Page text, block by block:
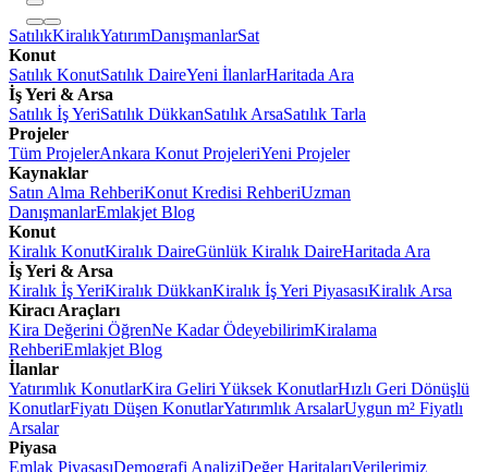
SatılıkKiralıkYatırımDanışmanlarSat
Konut
Satılık KonutSatılık DaireYeni İlanlarHaritada Ara
İş Yeri & Arsa
Satılık İş YeriSatılık DükkanSatılık ArsaSatılık Tarla
Projeler
Tüm ProjelerAnkara Konut ProjeleriYeni Projeler
Kaynaklar
Satın Alma RehberiKonut Kredisi RehberiUzman
DanışmanlarEmlakjet Blog
Konut
Kiralık KonutKiralık DaireGünlük Kiralık DaireHaritada Ara
İş Yeri & Arsa
Kiralık İş YeriKiralık DükkanKiralık İş Yeri PiyasasıKiralık Arsa
Kiracı Araçları
Kira Değerini ÖğrenNe Kadar ÖdeyebilirimKiralama
RehberiEmlakjet Blog
İlanlar
Yatırımlık KonutlarKira Geliri Yüksek KonutlarHızlı Geri Dönüşlü
KonutlarFiyatı Düşen KonutlarYatırımlık ArsalarUygun m² Fiyatlı
Arsalar
Piyasa
Emlak PiyasasıDemografi AnaliziDeğer HaritalarıVerilerimiz